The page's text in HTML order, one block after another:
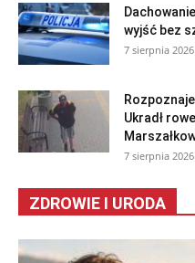
wyjść bez
7 sierpnia
Ukradł
7 sierpnia
ZDROWIE I URODA